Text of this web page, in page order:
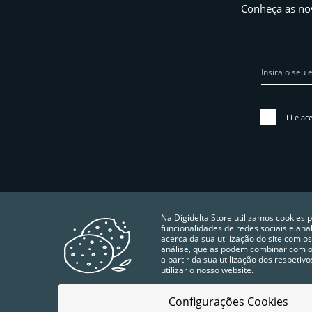
Conheça as
Li e
POLÍTICA DA QUALIDADE TERMOS E CONDIÇÕES
Na Digidelta Store utilizamos cookies
funcionalidades de redes sociais e
acerca da sua utilização do site com
análise, que as podem combinar com
a partir da sua utilização dos
utilizar o nosso website.
Configurações Cookies